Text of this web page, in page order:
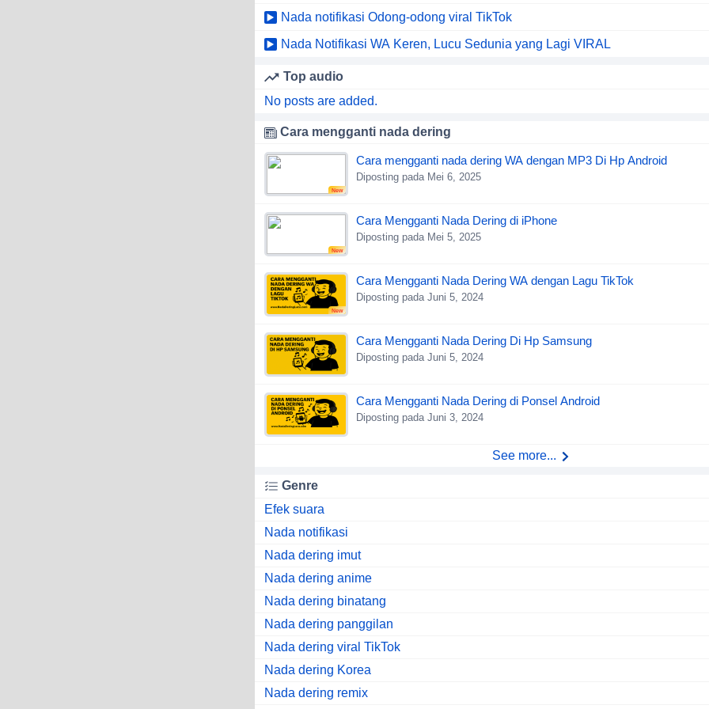
Nada notifikasi Odong-odong viral TikTok
Nada Notifikasi WA Keren, Lucu Sedunia yang Lagi VIRAL
Top audio
No posts are added.
Cara mengganti nada dering
New
Cara mengganti nada dering WA dengan MP3 Di Hp Android
Diposting pada Mei 6, 2025
New
Cara Mengganti Nada Dering di iPhone
Diposting pada Mei 5, 2025
New
Cara Mengganti Nada Dering WA dengan Lagu TikTok
Diposting pada Juni 5, 2024
Cara Mengganti Nada Dering Di Hp Samsung
Diposting pada Juni 5, 2024
Cara Mengganti Nada Dering di Ponsel Android
Diposting pada Juni 3, 2024
See more...
Genre
Efek suara
Nada notifikasi
Nada dering imut
Nada dering anime
Nada dering binatang
Nada dering panggilan
Nada dering viral TikTok
Nada dering Korea
Nada dering remix